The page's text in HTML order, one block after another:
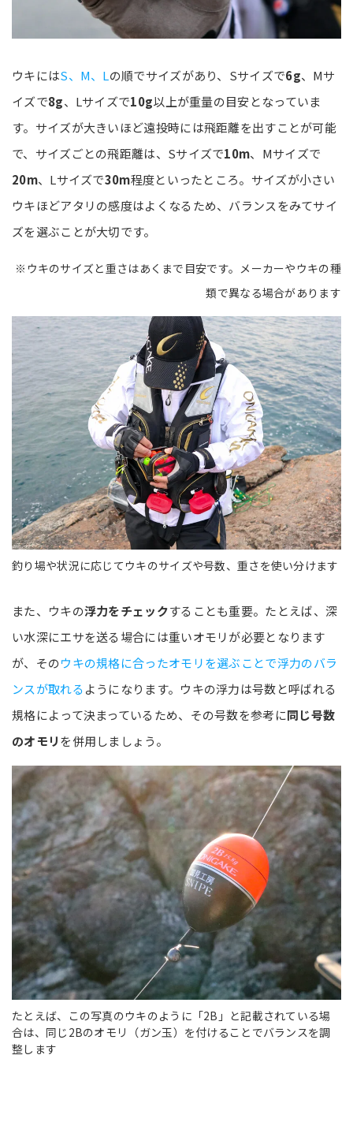
ウキにはS、M、Lの順でサイズがあり、Sサイズで6g、Mサ
イズで8g、Lサイズで10g以上が重量の目安となっていま
す。サイズが大きいほど遠投時には飛距離を出すことが可能
で、サイズごとの飛距離は、Sサイズで10m、Mサイズで
20m、Lサイズで30m程度といったところ。サイズが小さい
ウキほどアタリの感度はよくなるため、バランスをみてサイ
ズを選ぶことが大切です。
※ウキのサイズと重さはあくまで目安です。メーカーやウキの種
類で異なる場合があります
釣り場や状況に応じてウキのサイズや号数、重さを使い分けます
また、ウキの浮力をチェックすることも重要。たとえば、深
い水深にエサを送る場合には重いオモリが必要となります
が、そのウキの規格に合ったオモリを選ぶことで浮力のバラ
ンスが取れるようになります。ウキの浮力は号数と呼ばれる
規格によって決まっているため、その号数を参考に同じ号数
のオモリを併用しましょう。
たとえば、この写真のウキのように「2B」と記載されている場
合は、同じ2Bのオモリ（ガン玉）を付けることでバランスを調
整します